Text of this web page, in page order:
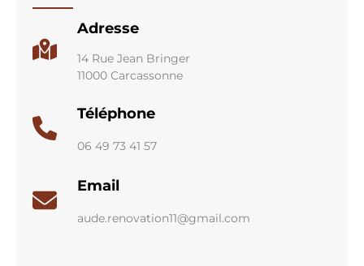
Adresse
14 Rue Jean Bringer
11000 Carcassonne
Téléphone
06 49 73 41 57
Email
aude.renovation11@gmail.com